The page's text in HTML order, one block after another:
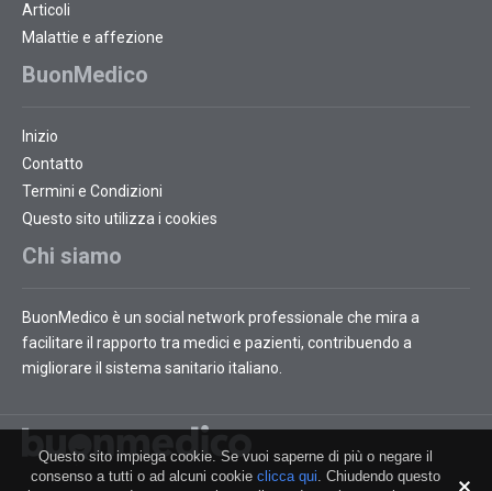
Articoli
Malattie e affezione
BuonMedico
Inizio
Contatto
Termini e Condizioni
Questo sito utilizza i cookies
Chi siamo
BuonMedico è un social network professionale che mira a
facilitare il rapporto tra medici e pazienti, contribuendo a
migliorare il sistema sanitario italiano.
Questo sito impiega cookie. Se vuoi saperne di più o negare il
consenso a tutti o ad alcuni cookie clicca qui. Chiudendo questo